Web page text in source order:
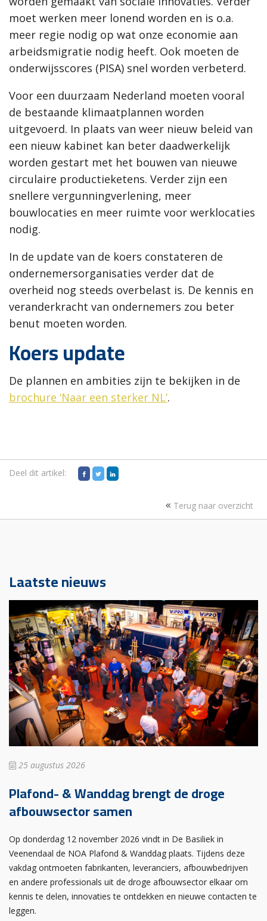
moet werken meer lonend worden en is o.a.
meer regie nodig op wat onze economie aan
arbeidsmigratie nodig heeft. Ook moeten de
onderwijsscores (PISA) snel worden verbeterd.
Voor een duurzaam Nederland moeten vooral
de bestaande klimaatplannen worden
uitgevoerd. In plaats van weer nieuw beleid van
een nieuw kabinet kan beter daadwerkelijk
worden gestart met het bouwen van nieuwe
circulaire productieketens. Verder zijn een
snellere vergunningverlening, meer
bouwlocaties en meer ruimte voor werklocaties
nodig.
In de update van de koers constateren de
ondernemersorganisaties verder dat de
overheid nog steeds overbelast is. De kennis en
veranderkracht van ondernemers zou beter
benut moeten worden.
Koers update
De plannen en ambities zijn te bekijken in de
brochure ‘Naar een sterker NL’.
Deel dit artikel:
Terug naar overzicht
Laatste nieuws
25 augustus 2026
Plafond- & Wanddag brengt de droge
afbouwsector samen
Op donderdag 12 november 2026 vindt in De Basiliek in
Veenendaal de NOA Plafond & Wanddag plaats. Tijdens deze
vakdag ontmoeten fabrikanten, leveranciers, afbouwbedrijven
en andere professionals uit de droge afbouwsector elkaar om
kennis te delen, innovaties te ontdekken en nieuwe contacten te
leggen.